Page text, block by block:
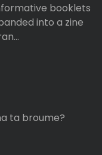
booklets
into a zine
ta broume?